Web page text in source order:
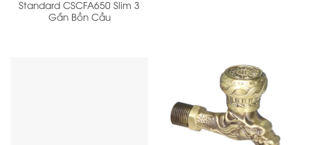
Standard CSCFA650 Slim 3
Gắn Bồn Cầu